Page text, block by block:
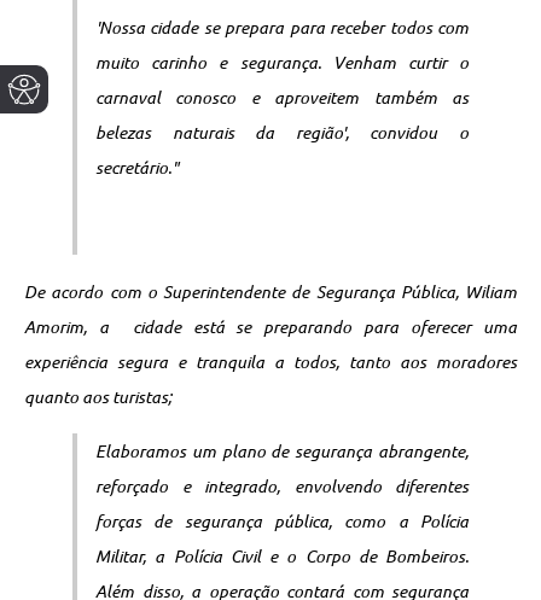
'Nossa cidade se prepara para receber todos com
muito carinho e segurança. Venham curtir o
carnaval conosco e aproveitem também as
belezas naturais da região', convidou o
secretário."
De acordo com o Superintendente de Segurança Pública, Wiliam
Amorim, a cidade está se preparando para oferecer uma
experiência segura e tranquila a todos, tanto aos moradores
quanto aos turistas;
Elaboramos um plano de segurança abrangente,
reforçado e integrado, envolvendo diferentes
forças de segurança pública, como a Polícia
Militar, a Polícia Civil e o Corpo de Bombeiros.
Além disso, a operação contará com segurança